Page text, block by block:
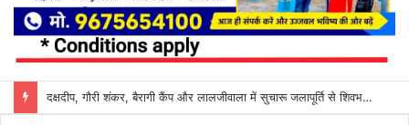
शिवभक्तों के स्वास्थ्य की सुरक्षा में जुटा स्वास्थ्य विभाग, 32 शिविरों में मिल रहा नि:शुल्क उपचार